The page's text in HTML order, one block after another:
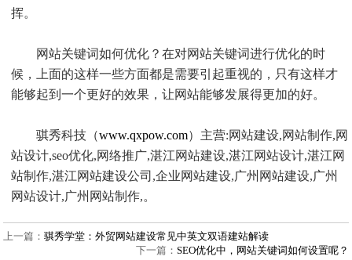
挥。
网站关键词如何优化？在对网站关键词进行优化的时
候，上面的这样一些方面都是需要引起重视的，只有这样才
能够起到一个更好的效果，让网站能够发展得更加的好。
骐秀科技（www.qxpow.com）主营:网站建设,网站制作,网
站设计,seo优化,网络推广,湛江网站建设,湛江网站设计,湛江网
站制作,湛江网站建设公司,企业网站建设,广州网站建设,广州
网站设计,广州网站制作,。
上一篇：骐秀学堂：外贸网站建设常见中英文双语建站解读
下一篇： SEO优化中，网站关键词如何设置呢？